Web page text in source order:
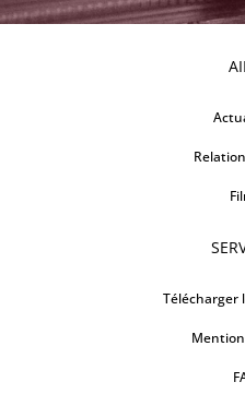
Télécharger